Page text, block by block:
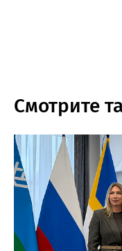
Смотрите